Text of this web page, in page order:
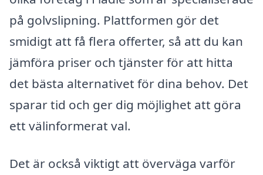
på golvslipning. Plattformen gör det
smidigt att få flera offerter, så att du kan
jämföra priser och tjänster för att hitta
det bästa alternativet för dina behov. Det
sparar tid och ger dig möjlighet att göra
ett välinformerat val.
Det är också viktigt att överväga varför